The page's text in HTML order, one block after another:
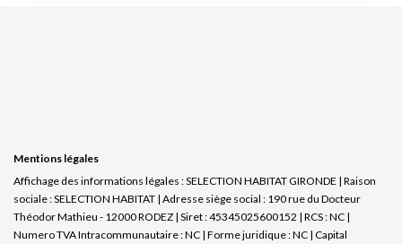
Mentions légales
Affichage des informations légales : SELECTION HABITAT GIRONDE | Raison
sociale : SELECTION HABITAT | Adresse siège social : 190 rue du Docteur
Théodor Mathieu - 12000 RODEZ | Siret : 45345025600152 | RCS : NC |
Numero TVA Intracommunautaire : NC | Forme juridique : NC | Capital